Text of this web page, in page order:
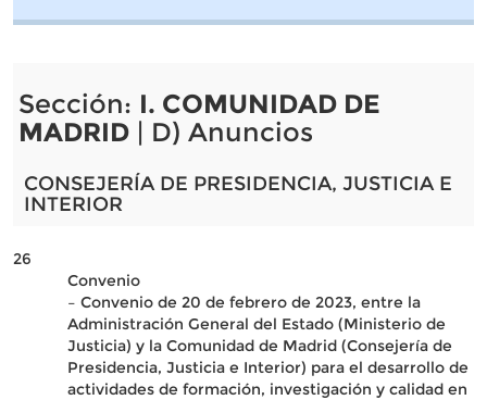
Sección: I. COMUNIDAD DE
MADRID| D) Anuncios
CONSEJERÍA DE PRESIDENCIA, JUSTICIA E
INTERIOR
26
Convenio
– Convenio de 20 de febrero de 2023, entre la
Administración General del Estado (Ministerio de
Justicia) y la Comunidad de Madrid (Consejería de
Presidencia, Justicia e Interior) para el desarrollo de
actividades de formación, investigación y calidad en